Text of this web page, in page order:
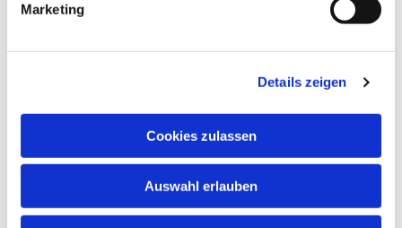
Marketing
Details zeigen
Cookies zulassen
Auswahl erlauben